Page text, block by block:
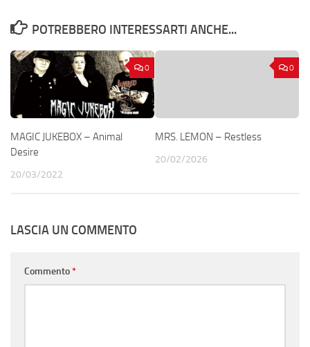
POTREBBERO INTERESSARTI ANCHE...
0
MAGIC JUKEBOX – Animal
Desire
20/03/2022
0
MRS. LEMON – Restless
20/02/2026
LASCIA UN COMMENTO
Commento*